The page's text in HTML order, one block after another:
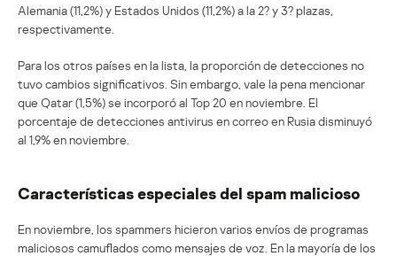
Alemania (11,2%) y Estados Unidos (11,2%) a la 2? y 3? plazas,
respectivamente.
Para los otros países en la lista, la proporción de detecciones no
tuvo cambios significativos. Sin embargo, vale la pena mencionar
que Qatar (1,5%) se incorporó al Top 20 en noviembre. El
porcentaje de detecciones antivirus en correo en Rusia disminuyó
al 1,9% en noviembre.
Características especiales del spam malicioso
En noviembre, los spammers hicieron varios envíos de programas
maliciosos camuflados como mensajes de voz. En la mayoría de los